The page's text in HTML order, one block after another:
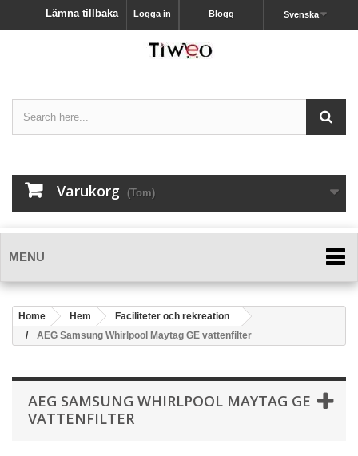
Svenska
Blogg
Logga in
Lämna tillbaka
Varukorg (Tom)
MENU
Home Hem
Faciliteter och rekreation
AEG Samsung Whirlpool Maytag GE vattenfilter
AEG SAMSUNG WHIRLPOOL MAYTAG GE
VATTENFILTER